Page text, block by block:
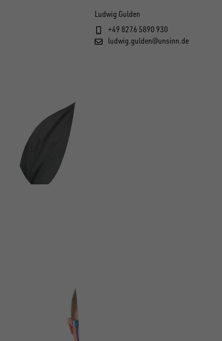
Ludwig Gulden
+49 8276 5890 930
ludwig.gulden@unsinn.de